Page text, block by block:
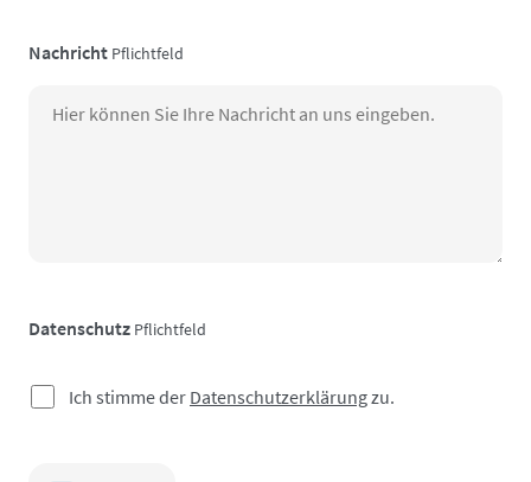
Nachricht Pflichtfeld
Datenschutz Pflichtfeld
Ich stimme der Datenschutzerklärungzu.